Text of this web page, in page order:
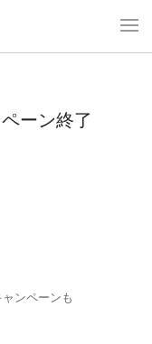
ーン終了
ンペーンも